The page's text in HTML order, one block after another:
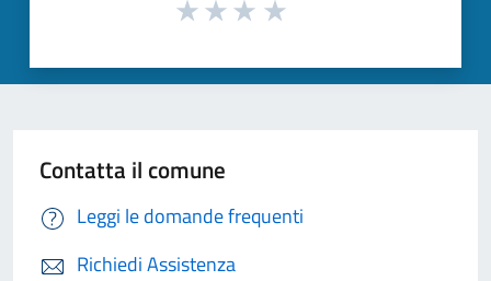
Contatta il comune
Leggi le domande frequenti
Richiedi Assistenza